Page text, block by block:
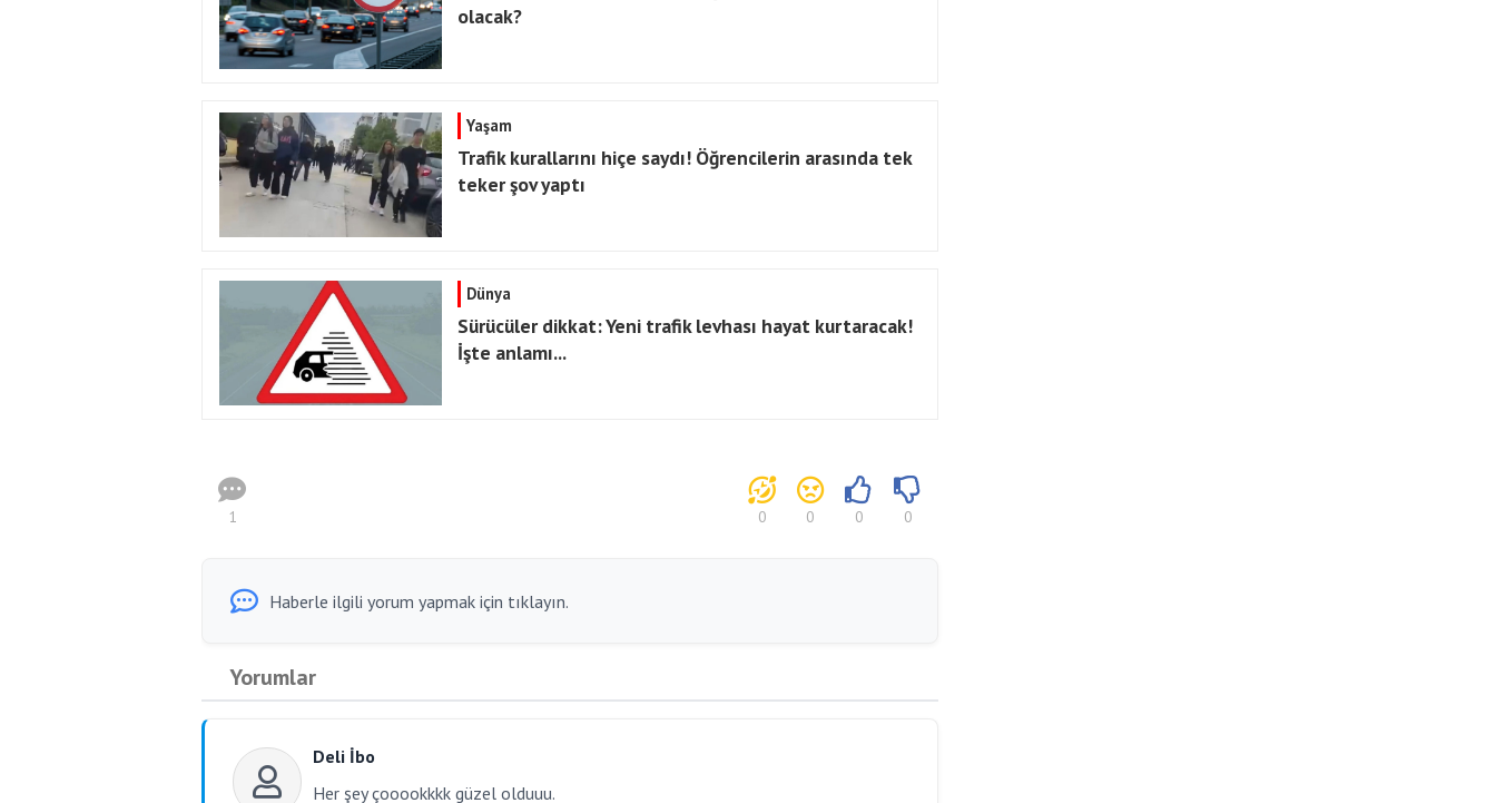
olacak?
Yaşam
Trafik kurallarını hiçe saydı! Öğrencilerin arasında tek
teker şov yaptı
Dünya
Sürücüler dikkat: Yeni trafik levhası hayat kurtaracak!
İşte anlamı...
1 0 0 0 0
Haberle ilgili yorum yapmak için tıklayın.
Yorumlar
Deli İbo
Her şey çooookkkk güzel olduuu.